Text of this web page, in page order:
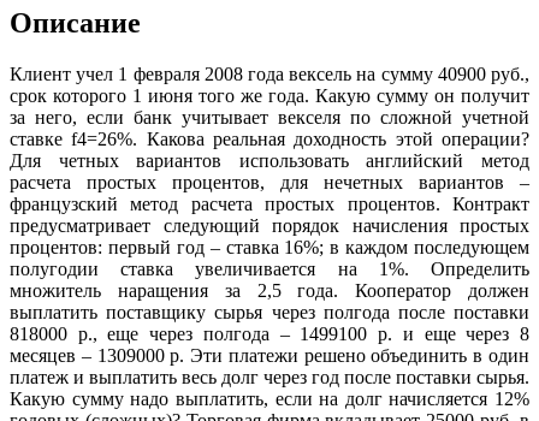
Описание
Клиент учел 1 февраля 2008 года вексель на сумму 40900 руб.,
срок которого 1 июня того же года. Какую сумму он получит
за него, если банк учитывает векселя по сложной учетной
ставке f4=26%. Какова реальная доходность этой операции?
Для четных вариантов использовать английский метод
расчета простых процентов, для нечетных вариантов –
французский метод расчета простых процентов. Контракт
предусматривает следующий порядок начисления простых
процентов: первый год – ставка 16%; в каждом последующем
полугодии ставка увеличивается на 1%. Определить
множитель наращения за 2,5 года. Кооператор должен
выплатить поставщику сырья через полгода после поставки
818000 р., еще через полгода – 1499100 р. и еще через 8
месяцев – 1309000 р. Эти платежи решено объединить в один
платеж и выплатить весь долг через год после поставки сырья.
Какую сумму надо выплатить, если на долг начисляется 12%